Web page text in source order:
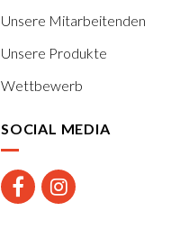
Unsere Mitarbeitenden
Unsere Produkte
Wettbewerb
SOCIAL MEDIA